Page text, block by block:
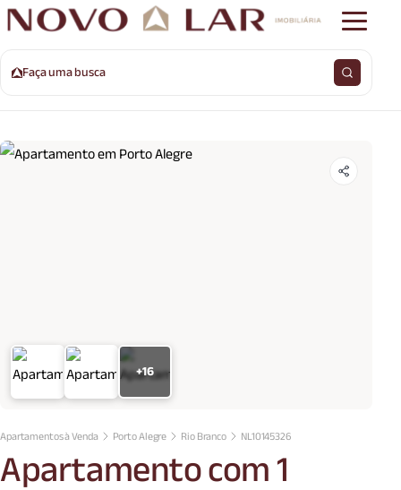
Faça uma busca
+16
Apartamentos à Venda Porto Alegre Rio Branco NL10145326
Apartamento com 1